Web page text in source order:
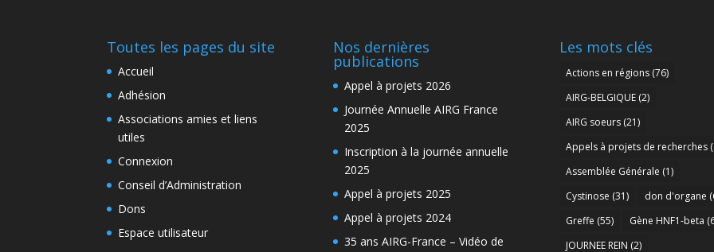
Toutes les pages du site
Accueil
Adhésion
Associations amies et liens
utiles
Connexion
Conseil d’Administration
Dons
Espace utilisateur
Nos dernières
publications
Appel à projets 2026
Journée Annuelle AIRG France
2025
Inscription à la journée annuelle
2025
Appel à projets 2025
Appel à projets 2024
35 ans AIRG-France – Vidéo de
Les mots clés
Actions en régions(76)
AIRG-BELGIQUE(2)
AIRG soeurs(21)
Appels à projets de recherches
Assemblée Générale (1)
Cystinose (31) don d'organe
Greffe (55) Gène HNF1-beta
JOURNEE REIN (2)